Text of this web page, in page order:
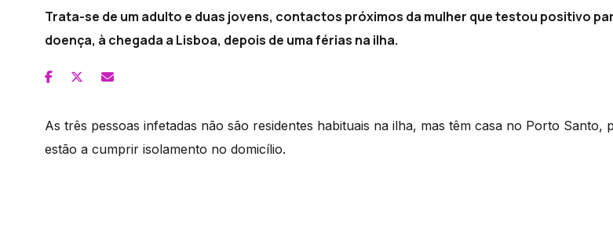
Trata-se de um adulto e duas jovens, contactos próximos da mulher que testou positivo
doença, à chegada a Lisboa, depois de uma férias na ilha.
As três pessoas infetadas não são residentes habituais na ilha, mas têm casa no Porto Santo,
estão a cumprir isolamento no domicílio.